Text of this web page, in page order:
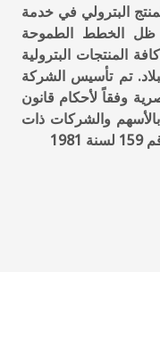
البترولي في خدمة
ظل الخطط الطموحة
المنتجات البترولية
تم تأسيس الشركة
مصرية وفقاً لأحكام قانون
والشركات ذات